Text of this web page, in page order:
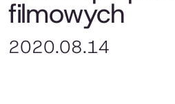
filmowych
2020.08.14